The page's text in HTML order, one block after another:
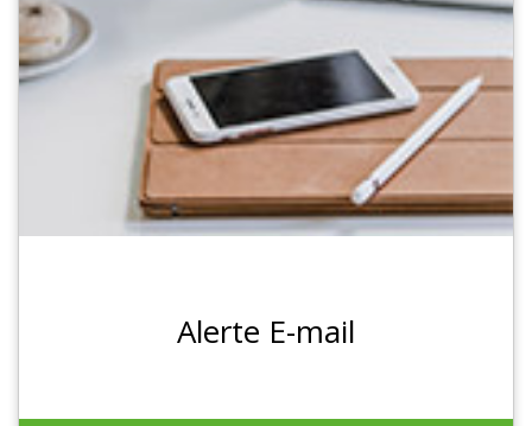
Alerte E-mail